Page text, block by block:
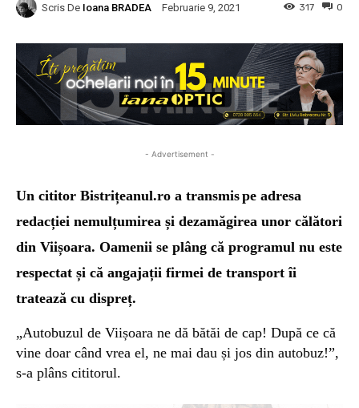
Scris De Ioana BRADEA Februarie 9, 2021 0
317
- Advertisement -
Un cititor Bistrițeanul.ro a transmispe adresa
redacției nemulțumirea și dezamăgirea unor călători
din Viișoara. Oamenii se plâng că programul nu este
respectat și că angajații firmei de transport îi
tratează cu dispreț.
„Autobuzul de Viișoara ne dă bătăi de cap! După ce că
vine doar când vrea el, ne mai dau și jos din autobuz!”,
s-a plâns cititorul.